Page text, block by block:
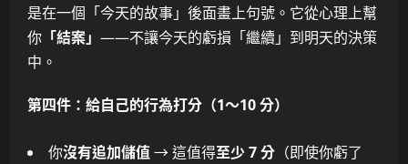
是在一個「今天的故事」後面畫上句號。它從心理上幫
你 「結案」 ——不讓今天的虧損「繼續」到明天的決策
中。
第四件：給自己的行為打分（1～10 分）
你沒有追加儲值→ 這值得至少 7 分 （即使你虧了